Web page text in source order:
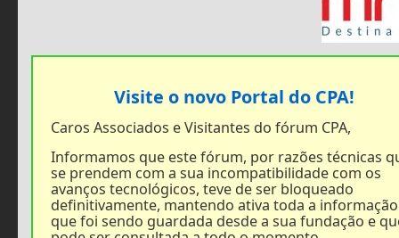
Visite o novo Portal do CPA!
Caros Associados e Visitantes do fórum CPA,
Informamos que este fórum, por razões técnicas
se prendem com a sua incompatibilidade com os
avanços tecnológicos, teve de ser bloqueado
definitivamente, mantendo ativa toda a informação
que foi sendo guardada desde a sua fundação e